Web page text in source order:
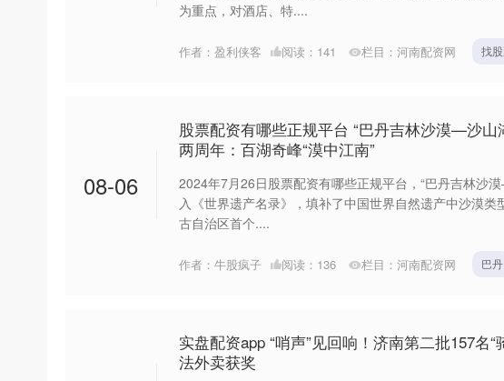
为重点，对酒店、特....
作者：盈利侠客 阅读： 141 栏目： 河南配资网 找
08-06
股票配资有哪些正规平台 “巴丹吉林沙漠—沙山
两周年：百湖奇峰“漠中江南”
2024年7月26日股票配资有哪些正规平台，“巴丹吉林沙
入《世界遗产名录》，填补了中国世界自然遗产中沙漠类
古自治区首个....
作者：牛股疯子 阅读： 136 栏目： 河南配资网 巴丹
实盘配资app “哨声”见回响！济南第二批157名“
法外卖获奖